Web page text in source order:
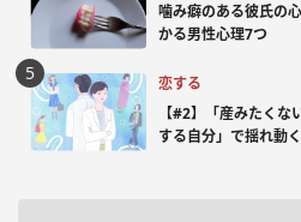
噛み癖のある彼氏の
かる男性心理7つ
恋する
【#2】「産みたく
する自分」で揺れ動